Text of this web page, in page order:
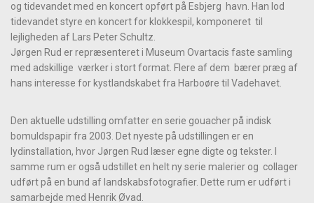
og tidevandet med en koncert opført på Esbjerg havn. Han lod
tidevandet styre en koncert for klokkespil, komponeret til
lejligheden af Lars Peter Schultz.
Jørgen Rud er repræsenteret i Museum Ovartacis faste samling
med adskillige værker i stort format. Flere af dem bærer præg af
hans interesse for kystlandskabet fra Harboøre til Vadehavet.
Den aktuelle udstilling omfatter en serie gouacher på indisk
bomuldspapir fra 2003. Det nyeste på udstillingen er en
lydinstallation, hvor Jørgen Rud læser egne digte og tekster. I
samme rum er også udstillet en helt ny serie malerier og collager
udført på en bund af landskabsfotografier. Dette rum er udført i
samarbejde med Henrik Øvad.